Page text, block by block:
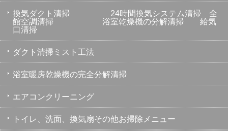
換気ダクト清掃 24時間換気システム清掃 全
館空調清掃 浴室乾燥機の分解清掃 給気
口清掃
ダクト清掃ミスト工法
浴室暖房乾燥機の完全分解清掃
エアコンクリーニング
トイレ、洗面、換気扇その他お掃除メニュー